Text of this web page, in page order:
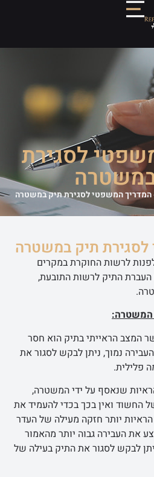
לסגירת
המדריך המשפטי לסגירת תיק במשטרה
תיק במשטרה
לרשות החוקרת במקרים
התיק לרשות התובעת,
המשטרה:
המצב הראייתי בתיק הוא חסר
נמוך, ניתן לבקש לסגור את
פלילית.
שנאסף על ידי המשטרה,
החשוד ואין בכך בכדי להעמיד את
יותר חזקה מעילה של העדר
את העבירה גבוה יותר מהאמור
לבקש לסגור את התיק בעילה של